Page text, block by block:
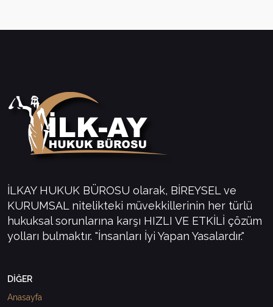
İLKAY HUKUK BÜROSU olarak, BİREYSEL ve
KURUMSAL nitelikteki müvekkillerinin her türlü
hukuksal sorunlarına karşı HIZLI VE ETKİLİ çözüm
yolları bulmaktır. "İnsanları İyi Yapan Yasalardır."
DİĞER
Anasayfa